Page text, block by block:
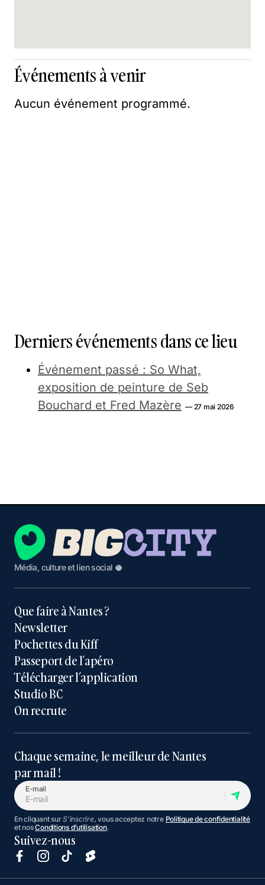
Événements à venir
Aucun événement programmé.
Derniers événements dans ce lieu
Événement passé : So What,
exposition de peinture de Seb
Bouchard et Fred Mazère — 27 mai 2026
Média, culture et lien social 🥥
Que faire à Nantes ?
Newsletter
Pochettes du Kiff
Passeport de l’apéro
Télécharger l’application
Studio BC
On recrute
Chaque semaine, le meilleur de Nantes
par mail !
E-mail
En cliquant surS'inscrire, vous acceptez notre Politique de confidentialité
et nosConditions d’utilisation.
Suivez-nous